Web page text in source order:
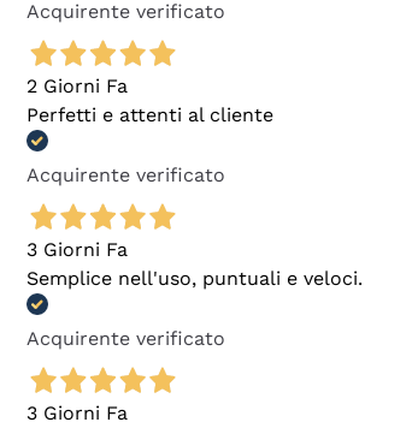
Acquirente verificato
2 Giorni Fa
Perfetti e attenti al cliente
Acquirente verificato
3 Giorni Fa
Semplice nell'uso, puntuali e veloci.
Acquirente verificato
3 Giorni Fa